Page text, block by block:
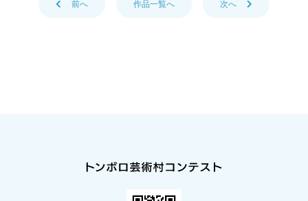
前へ 作品一覧へ 次へ